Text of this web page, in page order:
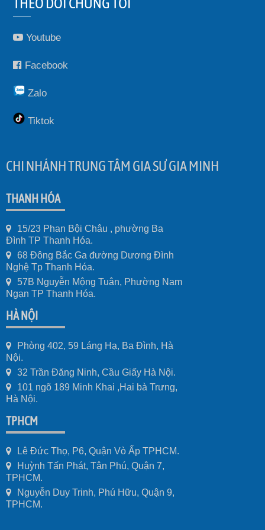
Youtube
Facebook
Zalo
Tiktok
CHI NHÁNH TRUNG TÂM GIA SƯ GIA MINH
THANH HÓA
15/23 Phan Bội Châu , phường Ba
Đình TP Thanh Hóa.
68 Đông Bắc Ga đường Dương Đình
Nghệ Tp Thanh Hóa.
57B Nguyễn Mộng Tuân, Phường Nam
Ngạn TP Thanh Hóa.
HÀ NỘI
Phòng 402, 59 Láng Hạ, Ba Đình, Hà
Nội.
32 Trần Đăng Ninh, Cầu Giấy Hà Nội.
101 ngõ 189 Minh Khai ,Hai bà Trưng,
Hà Nội.
TPHCM
Lê Đức Thọ, P6, Quận Vò Ấp TPHCM.
Huỳnh Tấn Phát, Tân Phú, Quận 7,
TPHCM.
Nguyễn Duy Trinh, Phú Hữu, Quận 9,
TPHCM.